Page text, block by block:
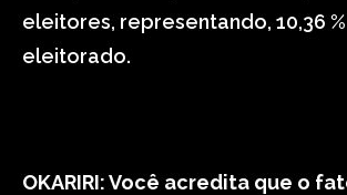
eleitores, representando, 10,36
eleitorado.
OKARIRI: Você acredita que o